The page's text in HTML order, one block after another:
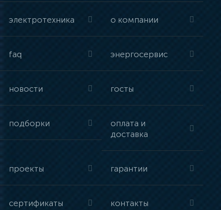
электротехника о компании
faq энергосервис
новости госты
подборки
оплата и
доставка
проекты гарантии
сертификаты контакты